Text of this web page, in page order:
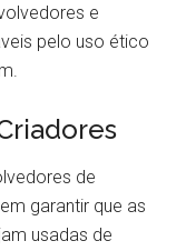
e
pelo uso ético
de
garantir que as
usadas de